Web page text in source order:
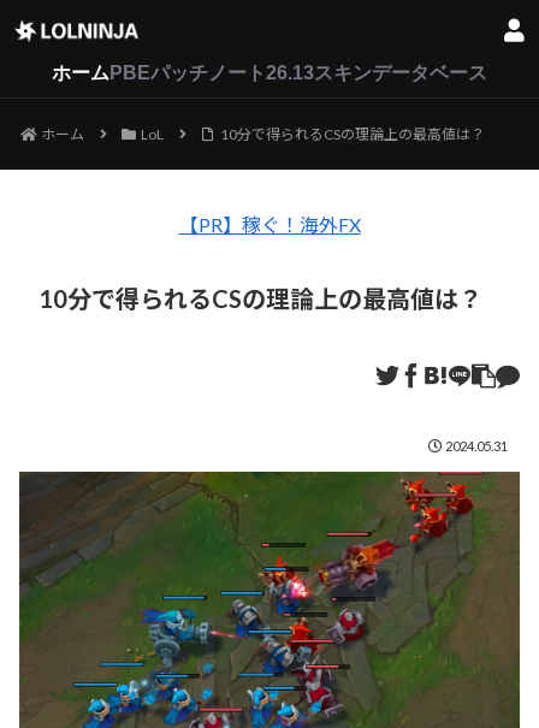
ホーム PBEパッチノート26.13スキンデータベース
ホーム LoL 10分で得られるCSの理論上の最高値は？
【PR】稼ぐ！海外FX
10分で得られるCSの理論上の最高値は？
2024.05.31